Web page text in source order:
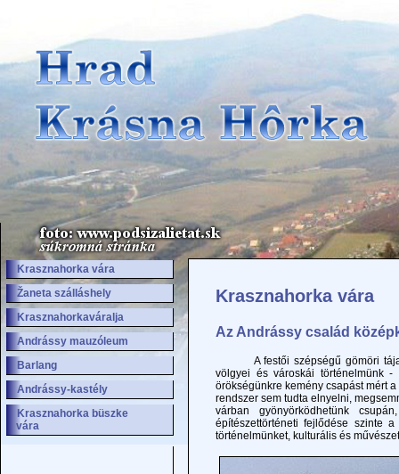
Krasznahorka vára
Žaneta szálláshely
Krasznahorkaváralja
Andrássy mauzóleum
Barlang
Andrássy-kastély
Krasznahorka büszke
vára
Krasznahorka vára
Az Andrássy család
A festői szépségű gömöri tájat
völgyei és városkái történelmünk
örökségünkre kemény csapást mért
rendszer sem tudta elnyelni,
várban gyönyörködhetünk
építészettörténeti fejlődése szinte
történelmünket, kulturális és